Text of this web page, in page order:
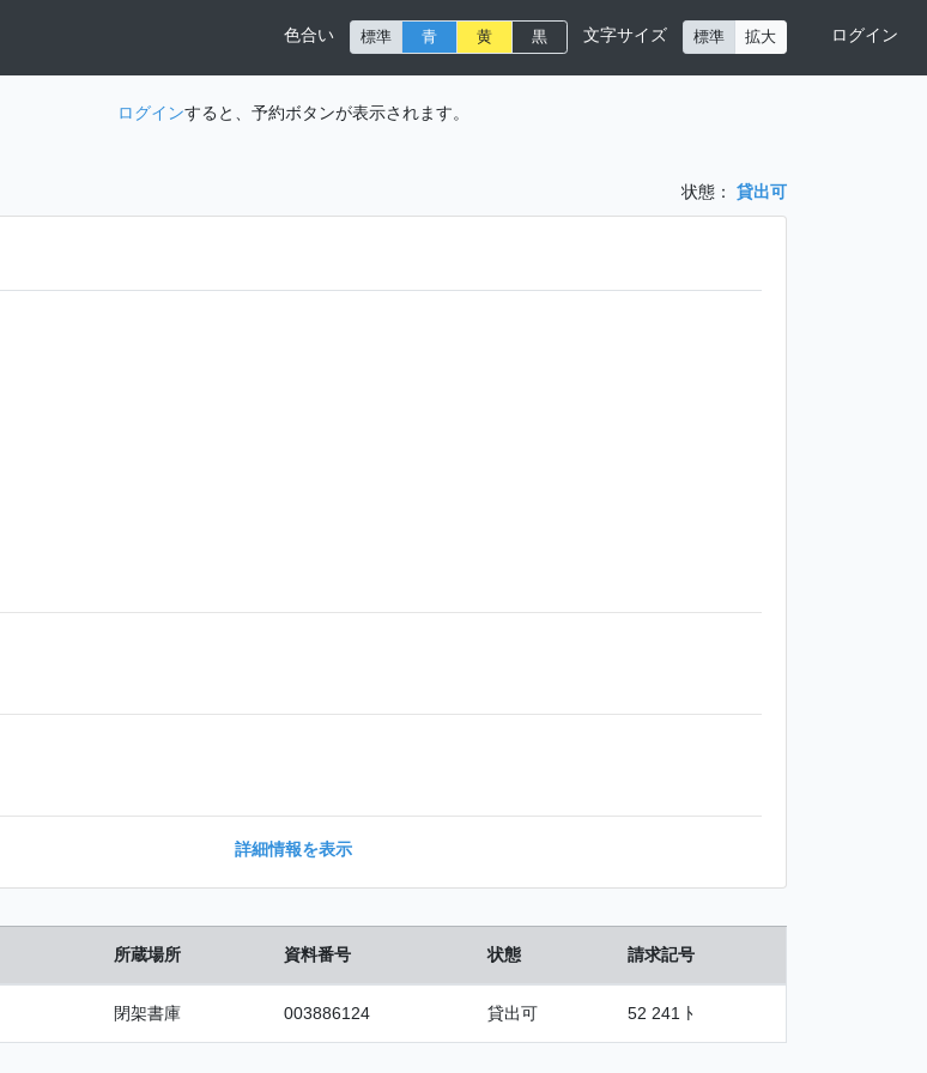
色合い 標準 青 黄 黒 文字サイズ 標準 拡大 ログイン
ログインすると、予約ボタンが表示されます。
状態： 貸出可
詳細情報を表示
所蔵場所 資料番号 状態 請求記号
閉架書庫 003886124 貸出可 52 241 ﾄ